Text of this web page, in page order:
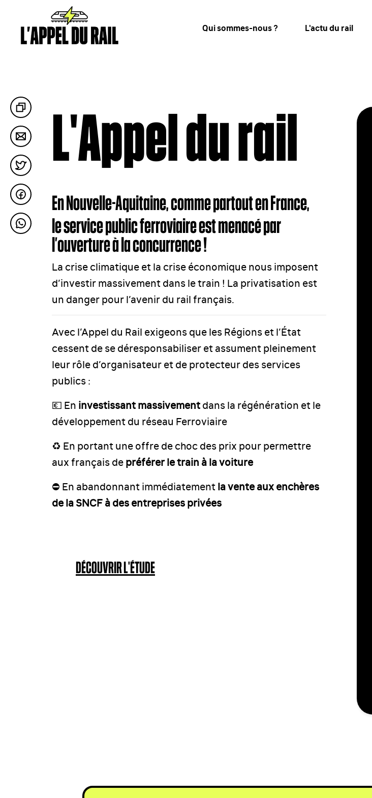
Qui sommes-nous ? L'actu du rail
L'Appel du rail
En Nouvelle-Aquitaine, comme partout en France,
le service public ferroviaire est menacé par
l’ouverture à la concurrence !
La crise climatique et la crise économique nous imposent
d’investir massivement dans le train ! La privatisation est
un danger pour l’avenir du rail français.
Avec l’Appel du Rail exigeons que les Régions et l’État
cessent de se déresponsabiliser et assument pleinement
leur rôle d’organisateur et de protecteur des services
publics :
💶 En investissant massivementdans la régénération et le
développement du réseau Ferroviaire
♻️ En portant une offre de choc des prix pour permettre
aux français depréférer le train à la voiture
⛔️ En abandonnant immédiatementla vente aux enchères
de la SNCF à des entreprises privées
DÉCOUVRIR L'ÉTUDE